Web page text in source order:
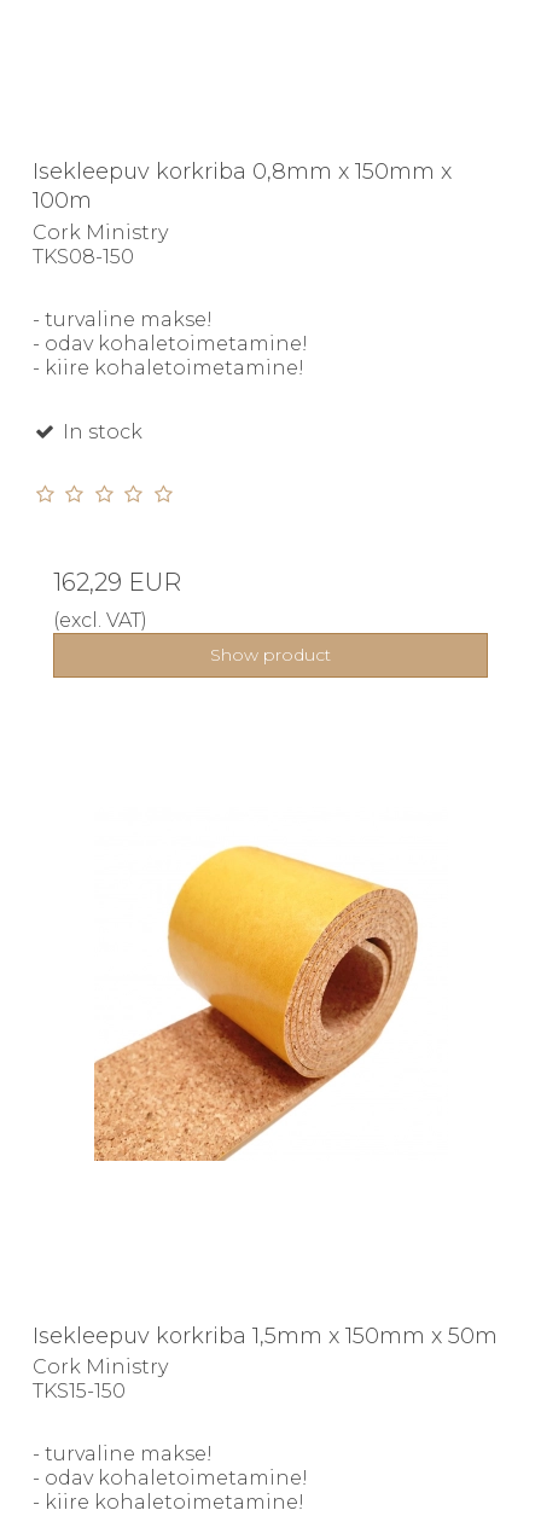
Isekleepuv korkriba 0,8mm x 150mm x
100m
Cork Ministry
TKS08-150
- turvaline makse!
- odav kohaletoimetamine!
- kiire kohaletoimetamine!
In stock
162,29 EUR
(excl. VAT)
Show product
Isekleepuv korkriba 1,5mm x 150mm x 50m
Cork Ministry
TKS15-150
- turvaline makse!
- odav kohaletoimetamine!
- kiire kohaletoimetamine!